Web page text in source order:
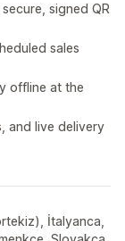
signed QR
sales
offline at the
and live delivery
İtalyanca,